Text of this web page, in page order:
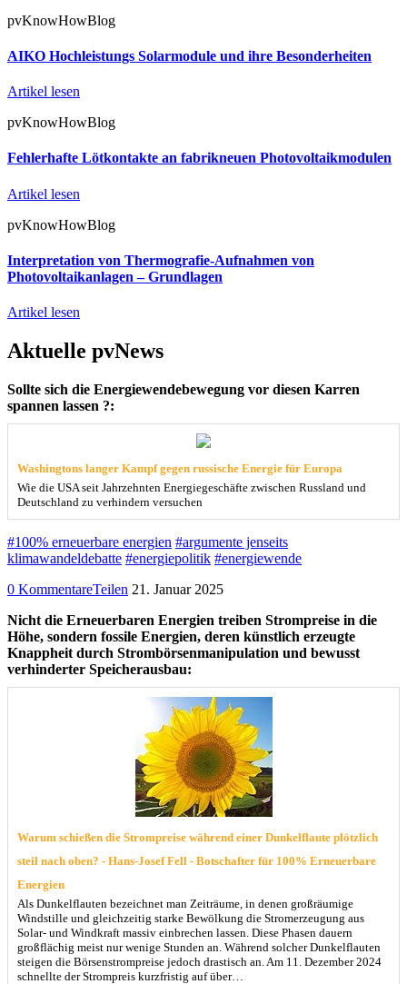
pvKnowHowBlog
AIKO Hochleistungs Solarmodule und ihre Besonderheiten
Artikel lesen
pvKnowHowBlog
Fehlerhafte Lötkontakte an fabrikneuen Photovoltaikmodulen
Artikel lesen
pvKnowHowBlog
Interpretation von Thermografie-Aufnahmen von
Photovoltaikanlagen – Grundlagen
Artikel lesen
Aktuelle pvNews
Sollte sich die Energiewendebewegung vor diesen Karren
spannen lassen ?:
Washingtons langer Kampf gegen russische Energie für Europa
Wie die USA seit Jahrzehnten Energiegeschäfte zwischen Russland und
Deutschland zu verhindern versuchen
#100% erneuerbare energien #argumente jenseits
klimawandeldebatte #energiepolitik #energiewende
0 KommentareTeilen 21. Januar 2025
Nicht die Erneuerbaren Energien treiben Strompreise in die
Höhe, sondern fossile Energien, deren künstlich erzeugte
Knappheit durch Strombörsenmanipulation und bewusst
verhinderter Speicherausbau:
Warum schießen die Strompreise während einer Dunkelflaute plötzlich
steil nach oben? - Hans-Josef Fell - Botschafter für 100% Erneuerbare
Energien
Als Dunkelflauten bezeichnet man Zeiträume, in denen großräumige
Windstille und gleichzeitig starke Bewölkung die Stromerzeugung aus
Solar- und Windkraft massiv einbrechen lassen. Diese Phasen dauern
großflächig meist nur wenige Stunden an. Während solcher Dunkelflauten
steigen die Börsenstrompreise jedoch drastisch an. Am 11. Dezember 2024
schnellte der Strompreis kurzfristig auf über…